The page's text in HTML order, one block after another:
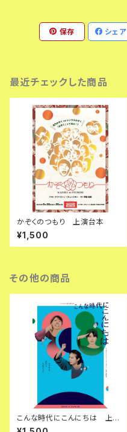
保存 シェア
最近チェックした商品
かぞくのつもり 上演台本
¥1,500
その他の商品
こんな時代にこんにちは 上演
台本